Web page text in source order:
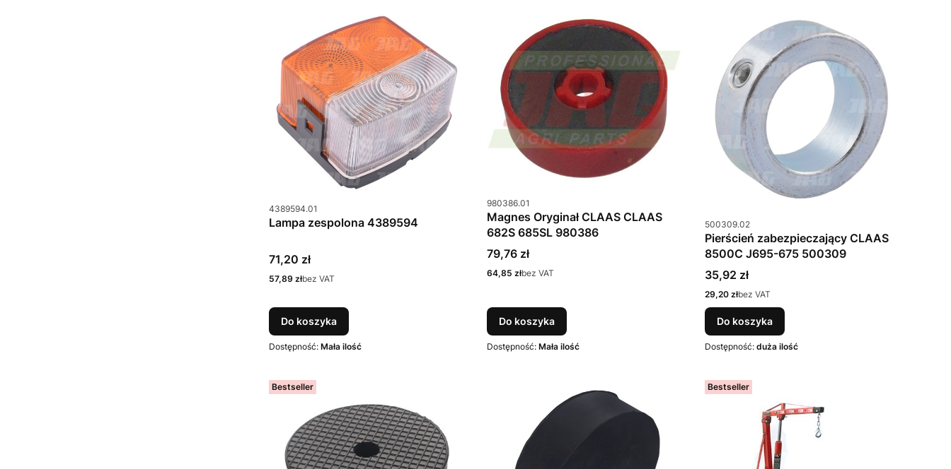
Kod produktu
4389594.01
Lampa zespolona 4389594
Cena
71,20 zł
Cena
57,89 złbez VAT
Do koszyka
Dostępność: Mała ilość
Kod produktu
980386.01
Magnes Oryginał CLAAS CLAAS
682S 685SL 980386
Cena
79,76 zł
Cena
64,85 złbez VAT
Do koszyka
Dostępność: Mała ilość
Kod produktu
500309.02
Pierścień zabezpieczający CLAAS
8500C J695-675 500309
Cena
35,92 zł
Cena
29,20 złbez VAT
Do koszyka
Dostępność: duża ilość
Bestseller Bestseller